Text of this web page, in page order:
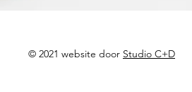
© 2021 website door Studio C+D